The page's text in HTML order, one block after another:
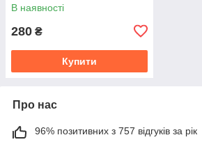
В наявності
280 ₴
Купити
Про нас
96% позитивних з 757 відгуків за рік